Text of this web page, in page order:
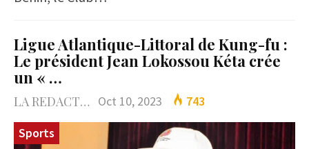
Ligue Atlantique-Littoral de Kung-fu :
Le président Jean Lokossou Kéta crée
un « …
LA REDACTION Oct 10, 2023
743
Sports